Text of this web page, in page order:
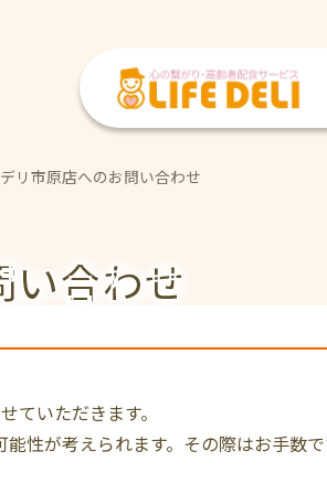
リ市原店へのお問い合わせ
い合わせ
ていただきます。
性が考えられます。その際はお手数